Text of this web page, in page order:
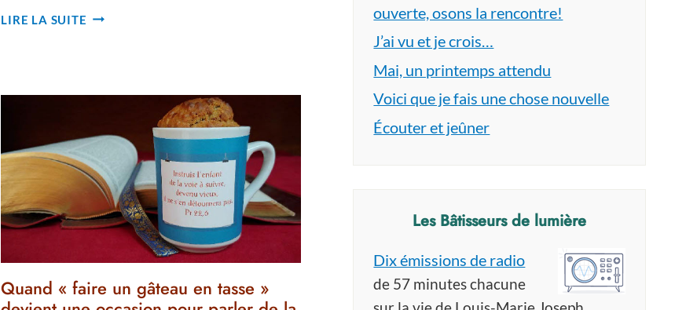
LIRE LA SUITE LE
COULEURS
Quand « faire un gâteau en tasse »
ouverte, osons la rencontre!
J’ai vu et je crois…
Mai, un printemps attendu
Voici que je fais une chose nouvelle
Écouter et jeûner
Les Bâtisseurs de lumière
Dix émissions de radio
de 57 minutes chacune